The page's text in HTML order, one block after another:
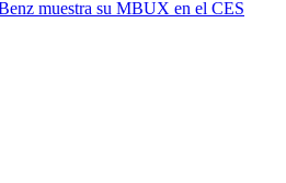
muestra su MBUX en el CES